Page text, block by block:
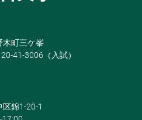
木町三ケ峯
41-3006（入試）
錦1-20-1